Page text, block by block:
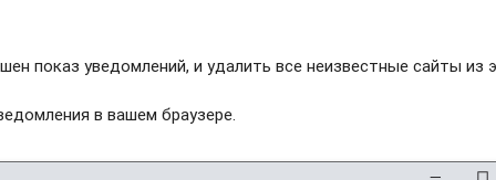
показ уведомлений, и удалить все неизвестные сайты из
в вашем браузере.